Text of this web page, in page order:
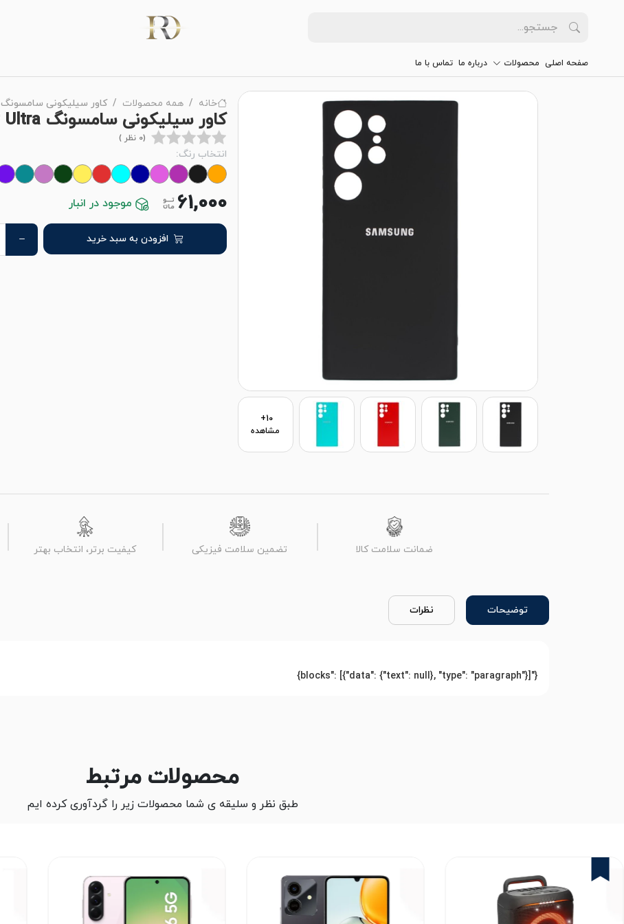
صفحه اصلی محصولات درباره ما تماس با ما
10+
مشاهده
خانه همه محصولات کاور سیلیکونی سامسونگ galaxy S23 Ultra
کاور سیلیکونی سامسونگ galaxy S23 Ultra
(0 نظر )
انتخاب رنگ:
61,000 موجود در انبار
افزودن به سبد خرید
ضمانت سلامت کالا تضمین سلامت فیزیکی کیفیت برتر، انتخاب بهتر
توضیحات نظرات
{"blocks": [{"data": {"text": null}, "type": "paragraph"}]}
محصولات مرتبط
طبق نظر و سلیقه ی شما محصولات زیر را گردآوری کرده ایم